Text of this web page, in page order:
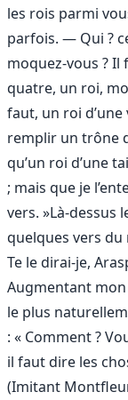
les rois parmi
parfois. — Qui ?
moquez-vous ?
quatre, un roi,
faut, un roi
remplir un trône
qu’un roi d’une
; mais que je
vers. »Là-dessus
quelques vers du
Te le dirai-je,
Augmentant
le plus
: « Comment ?
il faut dire les
(Imitant